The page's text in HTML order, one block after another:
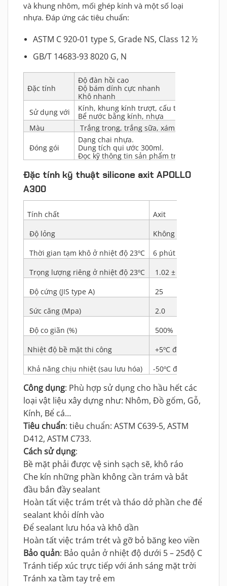
và khung nhôm, mối ghép kính và một số loại
nhựa. Đáp ứng các tiêu chuẩn:
ASTM C 920-01 type S, Grade NS, Class 12 ½
GB/T 14683-93 8020 G, N
Đặc tính
Độ đàn hồi cao
Độ bám dính cực nhanh
Khô nhanh
Sử dụng với
Kính, khung kính trượt, cấu trúc treo
Bể nước bằng kính, nhựa
Màu
Trắng trong, trắng sữa, xám, đen
Đóng gói
Dạng chai nhựa.
Dung tích qui ước 300ml.
Đọc kỹ thông tin sản phẩm trên vỏ chai.
Đặc tính kỹ thuật silicone axit APOLLO
A300
Tính chất
Axit
Độ lỏng
Không bị lún
Thời gian tạm khô ở nhiệt độ 23ºC
6 phút
Trọng lượng riêng ở nhiệt độ 23ºC
1.02 ± 0.05
Độ cứng (JIS type A)
25
Sức căng (Mpa)
2.0
Độ co giãn (%)
500%
Nhiệt độ bề mặt thi công
+5ºC đến +40ºC
Khả năng chịu nhiệt (sau lưu hóa)
-50ºC đến 220ºC
Công dụng: Phù hợp sử dụng cho hầu hết các
loại vật liệu xây dựng như: Nhôm, Đồ gốm, Gỗ,
Kính, Bể cá…
Tiêu chuẩn: tiêu chuẩn: ASTM C639-5, ASTM
D412, ASTM C733.
Cách sử dụng:
Bề mặt phải được vệ sinh sạch sẽ, khô ráo
Che kín những phần không cần trám và bắt
đầu bắn đầy sealant
Hoàn tất việc trám trét và tháo dở phần che để
sealant khỏi dính vào
Để sealant lưu hóa và khô dần
Hoàn tất việc trám trét và gỡ bỏ băng keo viền
Bảo quản: Bảo quản ở nhiệt độ dưới 5 – 25độ C
Tránh tiếp xúc trực tiếp với ánh sáng mặt trời
Tránh xa tầm tay trẻ em